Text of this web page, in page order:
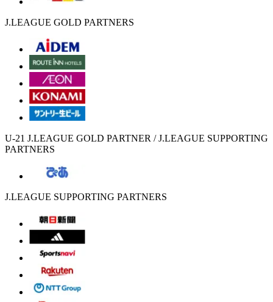
J.LEAGUE GOLD PARTNERS
U-21 J.LEAGUE GOLD PARTNER / J.LEAGUE SUPPORTING
PARTNERS
J.LEAGUE SUPPORTING PARTNERS